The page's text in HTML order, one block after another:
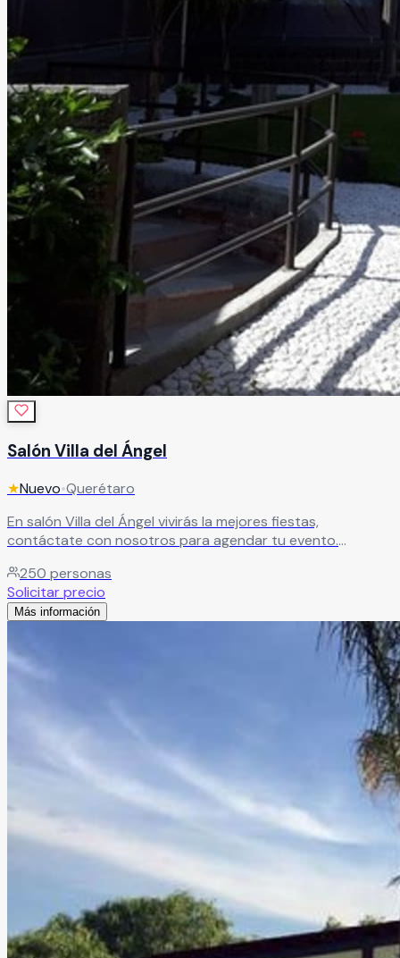
Salón Villa del Ángel
★Nuevo•Querétaro
En salón Villa del Ángel vivirás la mejores fiestas,
contáctate con nosotros para agendar tu evento.
250 personas
Solicitar precio
Más información